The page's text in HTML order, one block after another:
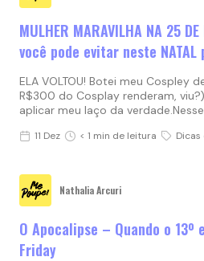
MULHER MARAVILHA NA 25
você pode evitar neste NATAL
ELA VOLTOU! Botei meu Cospley
R$300 do Cosplay renderam,
aplicar meu laço da
11 Dez < 1 min de leitura Dicas
Nathalia Arcuri
O Apocalipse – Quando o
Friday